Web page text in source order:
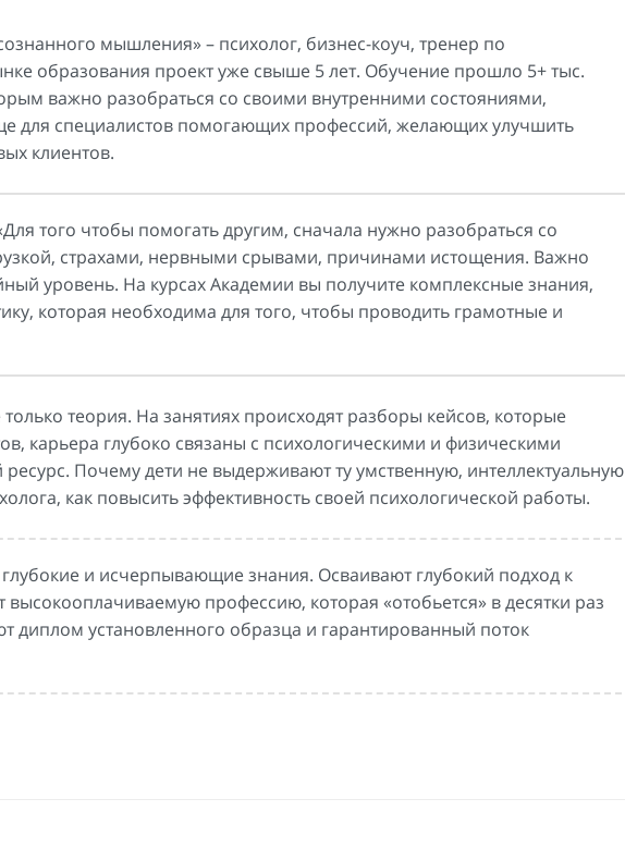
мышления» – психолог, бизнес-коуч, тренер по
образования проект уже свыше 5 лет. Обучение прошло 5+ тыс.
важно разобраться со своими внутренними состояниями,
для специалистов помогающих профессий, желающих улучшить
клиентов.
того чтобы помогать другим, сначала нужно разобраться со
страхами, нервными срывами, причинами истощения. Важно
уровень. На курсах Академии вы получите комплексные знания,
которая необходима для того, чтобы проводить грамотные и
теория. На занятиях происходят разборы кейсов, которые
карьера глубоко связаны с психологическими и физическими
Почему дети не выдерживают ту умственную, интеллектуальную
как повысить эффективность своей психологической работы.
и исчерпывающие знания. Осваивают глубокий подход к
профессию, которая «отобьется» в десятки раз
диплом установленного образца и гарантированный поток